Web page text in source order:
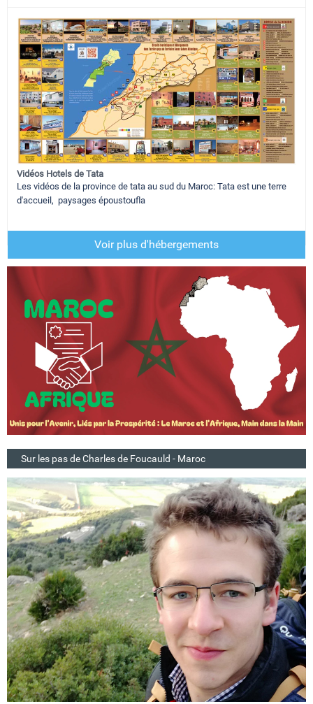
Vidéos Hotels de Tata
Les vidéos de la province de tata au sud du Maroc: Tata est une terre
d'accueil, paysages époustoufla
Voir plus d'hébergements
Sur les pas de Charles de Foucauld - Maroc